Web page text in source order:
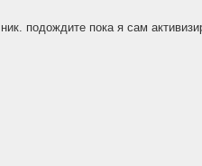
подождите пока я сам